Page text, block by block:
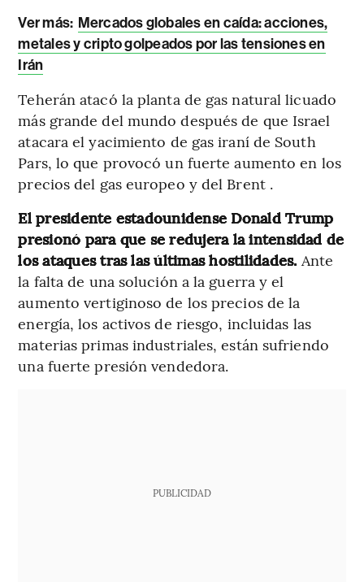
Ver más: Mercados globales en caída: acciones,
metales y cripto golpeados por las tensiones en
Irán
Teherán atacó la planta de gas natural licuado
más grande del mundo después de que Israel
atacara el yacimiento de gas iraní de South
Pars, lo que provocó un fuerte aumento en los
precios del gas europeo y del Brent .
El presidente estadounidense Donald Trump
presionó para que se redujera la intensidad de
los ataques tras las últimas hostilidades. Ante
la falta de una solución a la guerra y el
aumento vertiginoso de los precios de la
energía, los activos de riesgo, incluidas las
materias primas industriales, están sufriendo
una fuerte presión vendedora.
PUBLICIDAD